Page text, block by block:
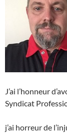
J’ai l’honneur
Syndicat
j’ai horreur de